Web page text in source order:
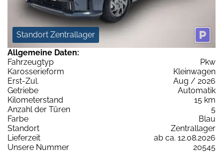
Standort Zentrallager
Allgemeine Daten:
Fahrzeugtyp
Pkw
Karosserieform
Kleinwagen
Erst-Zul.
Aug / 2026
Getriebe
Automatik
Kilometerstand
15 km
Anzahl der Türen
5
Farbe
Blau
Standort
Zentrallager
Lieferzeit
ab ca. 12.08.2026
Unsere Nummer
20545